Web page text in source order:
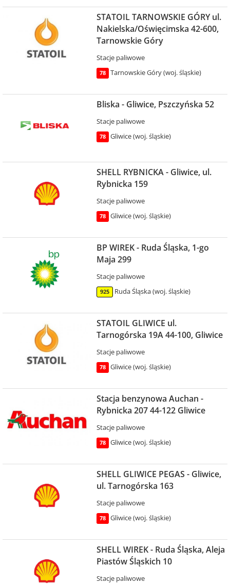
STATOIL TARNOWSKIE GÓRY ul.
Nakielska/Oświęcimska 42-600,
Tarnowskie Góry
Stacje paliwowe
78 Tarnowskie Góry (woj. śląskie)
Bliska - Gliwice, Pszczyńska 52
Stacje paliwowe
78 Gliwice (woj. śląskie)
SHELL RYBNICKA - Gliwice, ul.
Rybnicka 159
Stacje paliwowe
78 Gliwice (woj. śląskie)
BP WIREK - Ruda Śląska, 1-go
Maja 299
Stacje paliwowe
925 Ruda Śląska (woj. śląskie)
STATOIL GLIWICE ul.
Tarnogórska 19A 44-100, Gliwice
Stacje paliwowe
78 Gliwice (woj. śląskie)
Stacja benzynowa Auchan -
Rybnicka 207 44-122 Gliwice
Stacje paliwowe
78 Gliwice (woj. śląskie)
SHELL GLIWICE PEGAS - Gliwice,
ul. Tarnogórska 163
Stacje paliwowe
78 Gliwice (woj. śląskie)
SHELL WIREK - Ruda Śląska, Aleja
Piastów Śląskich 10
Stacje paliwowe